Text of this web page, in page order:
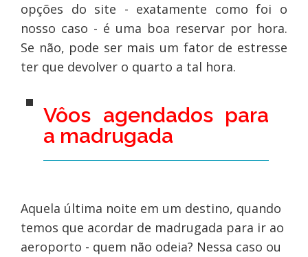
opções do site - exatamente como foi o
nosso caso - é uma boa reservar por hora.
Se não, pode ser mais um fator de estresse
ter que devolver o quarto a tal hora.
Vôos agendados para
a madrugada
Aquela última noite em um destino, quando
temos que acordar de madrugada para ir ao
aeroporto - quem não odeia? Nessa caso ou